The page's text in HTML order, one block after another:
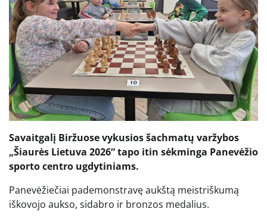
Savaitgalį Biržuose vykusios šachmatų varžybos
„Šiaurės Lietuva 2026“ tapo itin sėkminga Panevėžio
sporto centro ugdytiniams.
Panevėžiečiai pademonstravę aukštą meistriškumą
iškovojo aukso, sidabro ir bronzos medalius.